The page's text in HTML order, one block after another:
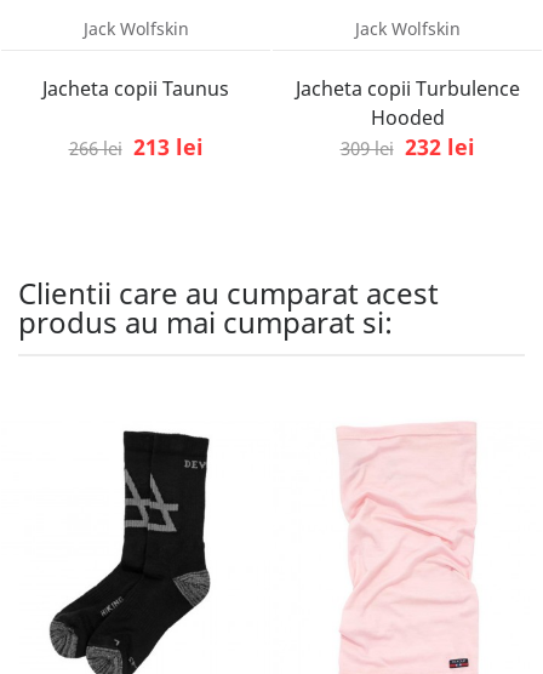
Jack Wolfskin
Jacheta copii Taunus
266 lei 213 lei
Jack Wolfskin
Jacheta copii Turbulence
Hooded
309 lei 232 lei
Clientii care au cumparat acest
produs au mai cumparat si: